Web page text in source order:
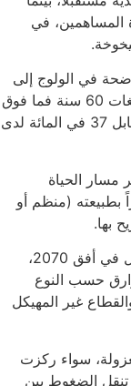
في
في الولوج إلى
أنظمة التقاعد، حيث لا تتجاوز نسبة النساء البالغات 60 سنة فما فوق
اللاتي يتقاضين معاشاً تقاعدياً 15 في المائة، مقابل 37 في المائة لدى
مسار الحياة
بطبيعته (منظم أو
بها.
كما قدم التقرير قراءة استشرافية لسوق الشغل في أفق 2070،
حسب النوع
غير المهيكل
سواء ركزت
تنقل الضغوط بين